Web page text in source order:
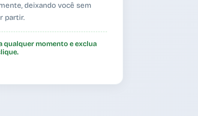
deixando você sem
partir.
qualquer momento e exclua